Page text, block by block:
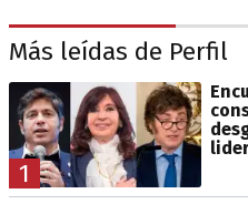
Más leídas de Perfil
1